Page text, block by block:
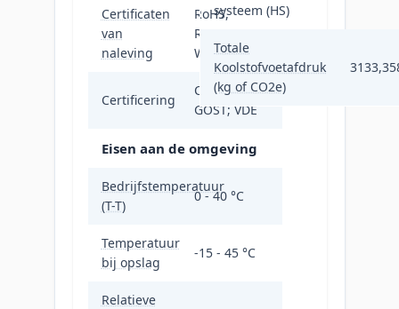
Certificaten
van
naleving
RoHS,
REACH,
WEEE
Certificering
C-Tick; CE;
GOST; VDE
Eisen aan de omgeving
Bedrijfstemperatuur
(T-T)
0 - 40 °C
Temperatuur
bij opslag
-15 - 45 °C
Relatieve
systeem (HS)
Totale
Koolstofvoetafdruk
(kg of CO2e)